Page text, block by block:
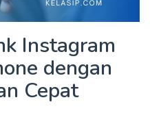
Instagram
dengan
Cepat